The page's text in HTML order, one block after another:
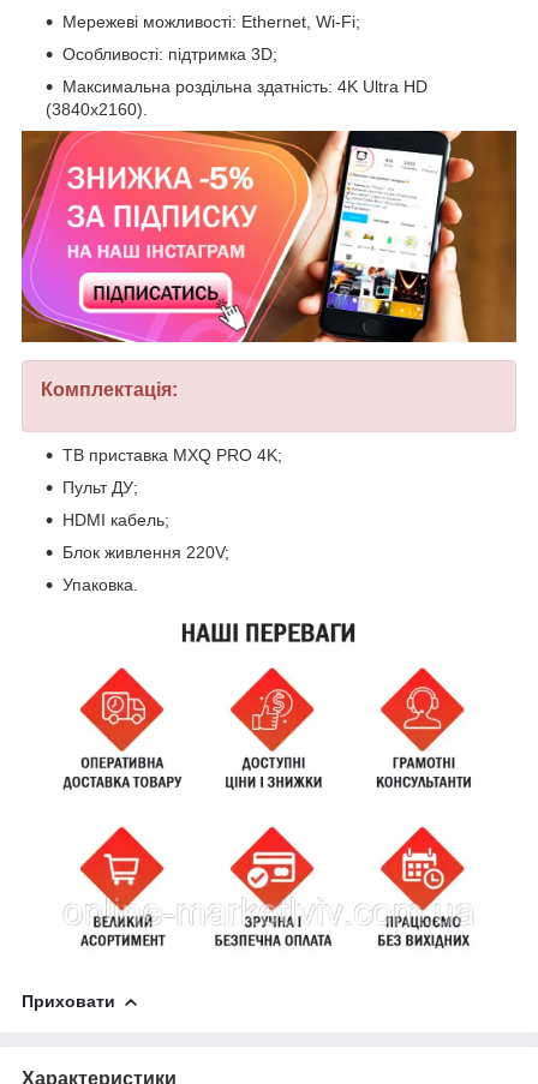
Мережеві можливості: Ethernet, Wi-Fi;
Особливості: підтримка 3D;
Максимальна роздільна здатність: 4K Ultra HD
(3840x2160).
Комплектація:
ТВ приставка MXQ PRO 4K;
Пульт ДУ;
HDMI кабель;
Блок живлення 220V;
Упаковка.
Приховати
Характеристики